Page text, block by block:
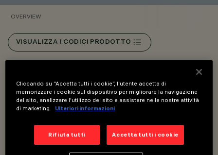
OVERVIEW
VISUALIZZA I CODICI PRODOTTO
Sistema ottico ad alte prestazioni con lenti e riflettori in
Ottiche disponibili: SuperSpot, Spot, Medium, Flood e
Wide Flood.
Cliccando su “Accetta tutti i cookie”, l'utente accetta di
memorizzare i cookie sul dispositivo per migliorare la navigazione
del sito, analizzare l'utilizzo del sito e assistere nelle nostre attività
di marketing.
Ulteriori informazioni
Rifiuta tutti Accetta tutti i cookie